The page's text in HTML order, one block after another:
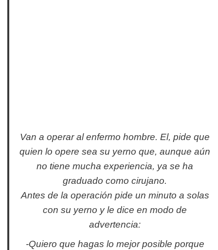
Van a operar al enfermo hombre. El, pide que
quien lo opere sea su yerno que, aunque aún
no tiene mucha experiencia, ya se ha
graduado como cirujano.
Antes de la operación pide un minuto a solas
con su yerno y le dice en modo de
advertencia:
-Quiero que hagas lo mejor posible porque